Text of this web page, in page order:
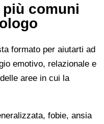
comuni
formato per aiutarti ad
emotivo, relazionale e
aree in cui la
fobie, ansia